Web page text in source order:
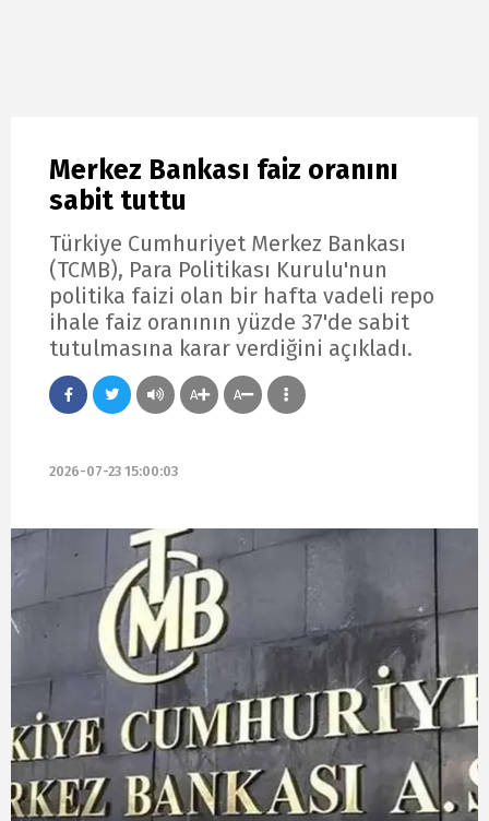
Merkez Bankası faiz oranını
sabit tuttu
Türkiye Cumhuriyet Merkez Bankası
(TCMB), Para Politikası Kurulu'nun
politika faizi olan bir hafta vadeli repo
ihale faiz oranının yüzde 37'de sabit
tutulmasına karar verdiğini açıkladı.
A A
2026-07-23 15:00:03